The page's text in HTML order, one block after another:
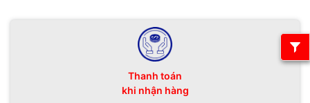
Thanh toán
khi nhận hàng